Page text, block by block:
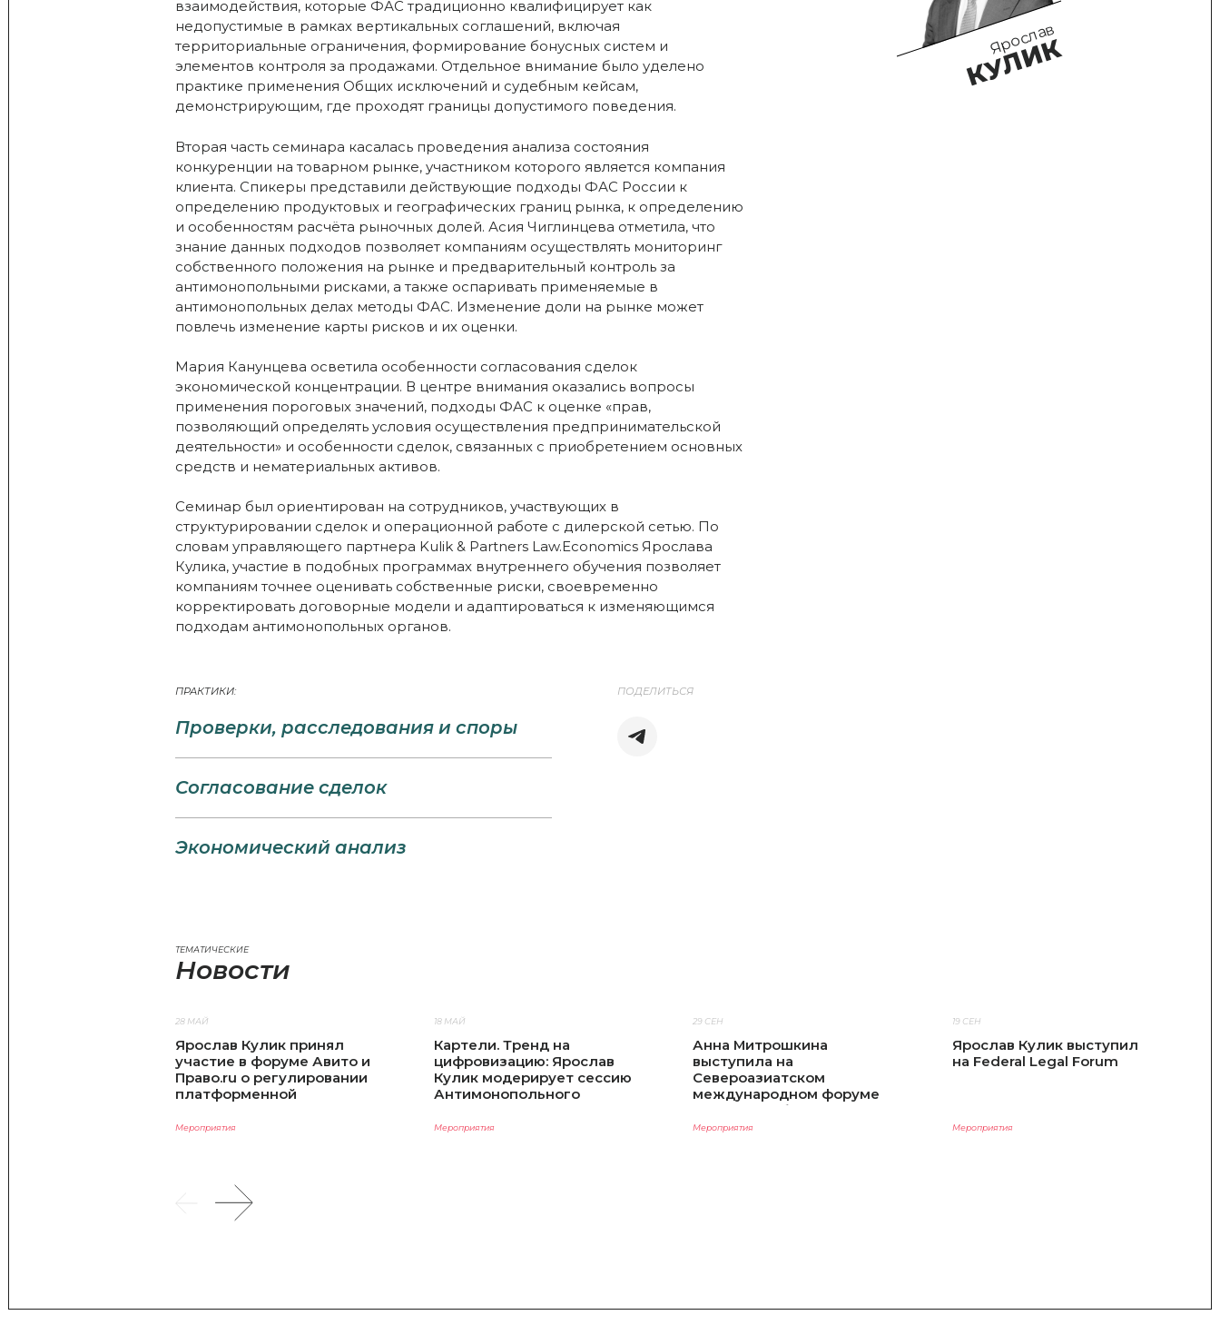
Ярослав
КУЛИК
взаимодействия, которые ФАС традиционно квалифицирует как
недопустимые в рамках вертикальных соглашений, включая
территориальные ограничения, формирование бонусных систем и
элементов контроля за продажами. Отдельное внимание было уделено
практике применения Общих исключений и судебным кейсам,
демонстрирующим, где проходят границы допустимого поведения.
Вторая часть семинара касалась проведения анализа состояния
конкуренции на товарном рынке, участником которого является компания
клиента. Спикеры представили действующие подходы ФАС России к
определению продуктовых и географических границ рынка, к определению
и особенностям расчёта рыночных долей. Асия Чиглинцева отметила, что
знание данных подходов позволяет компаниям осуществлять мониторинг
собственного положения на рынке и предварительный контроль за
антимонопольными рисками, а также оспаривать применяемые в
антимонопольных делах методы ФАС. Изменение доли на рынке может
повлечь изменение карты рисков и их оценки.
Мария Канунцева осветила особенности согласования сделок
экономической концентрации. В центре внимания оказались вопросы
применения пороговых значений, подходы ФАС к оценке «прав,
позволяющий определять условия осуществления предпринимательской
деятельности» и особенности сделок, связанных с приобретением основных
средств и нематериальных активов.
Семинар был ориентирован на сотрудников, участвующих в
структурировании сделок и операционной работе с дилерской сетью. По
словам управляющего партнера Kulik & Partners Law.Economics Ярослава
Кулика, участие в подобных программах внутреннего обучения позволяет
компаниям точнее оценивать собственные риски, своевременно
корректировать договорные модели и адаптироваться к изменяющимся
подходам антимонопольных органов.
ПРАКТИКИ:
Проверки, расследования и споры
Согласование сделок
Экономический анализ
ПОДЕЛИТЬСЯ
ТЕМАТИЧЕСКИЕ
Новости
28 МАЙ
Ярослав Кулик принял
участие в форуме Авито и
Право.ru о регулировании
платформенной
Мероприятия
18 МАЙ
Картели. Тренд на
цифровизацию: Ярослав
Кулик модерирует сессию
Антимонопольного
Мероприятия
29 СЕН
Анна Митрошкина
выступила на
Североазиатском
международном форуме
«Право для бизнеса»
Мероприятия
19 СЕН
Ярослав Кулик выступил
на Federal Legal Forum
Мероприятия